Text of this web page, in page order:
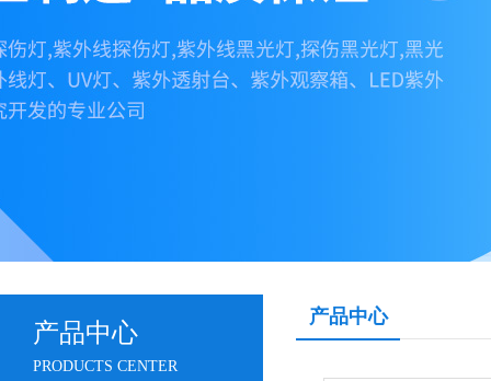
产品中心
PRODUCTS CENTER
产品中心